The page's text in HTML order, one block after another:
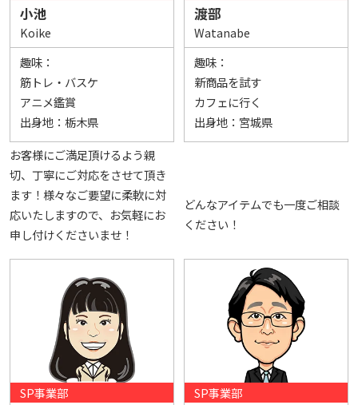
小池
Koike
趣味：
筋トレ・バスケ
アニメ鑑賞
出身地：栃木県
お客様にご満足頂けるよう親
切、丁寧にご対応をさせて頂き
ます！様々なご要望に柔軟に対
応いたしますので、お気軽にお
申し付けくださいませ！
渡部
Watanabe
趣味：
新商品を試す
カフェに行く
出身地： 宮城県
どんなアイテムでも一度ご相談
ください！
SP事業部 SP事業部